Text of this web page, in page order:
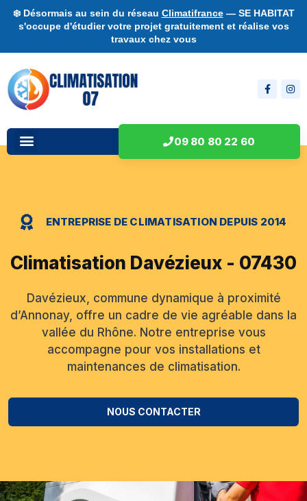
❄️ Désormais au sein du réseau Climatifrance— SE HABITAT
s'occupe d'étudier votre projet gratuitement et réalise vos
travaux chez vous
09 80 80 22 60
ENTREPRISE DE CLIMATISATION DEPUIS 2014
Climatisation Davézieux - 07430
Davézieux, commune dynamique à proximité
d’Annonay, offre un cadre de vie agréable dans la
vallée du Rhône. Notre entreprise vous
accompagne pour vos installations et
maintenances de climatisation.
NOUS CONTACTER